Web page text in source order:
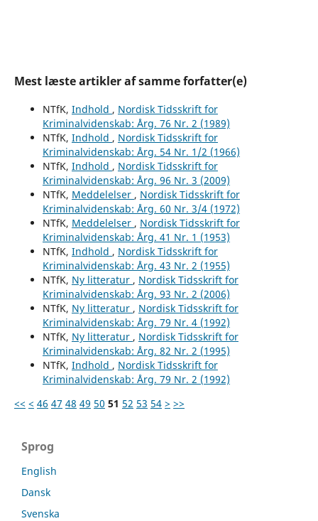
Mest læste artikler af samme forfatter(e)
NTfK, Indhold , Nordisk Tidsskrift for
Kriminalvidenskab: Årg. 76 Nr. 2 (1989)
NTfK, Indhold , Nordisk Tidsskrift for
Kriminalvidenskab: Årg. 54 Nr. 1/2 (1966)
NTfK, Indhold , Nordisk Tidsskrift for
Kriminalvidenskab: Årg. 96 Nr. 3 (2009)
NTfK, Meddelelser , Nordisk Tidsskrift for
Kriminalvidenskab: Årg. 60 Nr. 3/4 (1972)
NTfK, Meddelelser , Nordisk Tidsskrift for
Kriminalvidenskab: Årg. 41 Nr. 1 (1953)
NTfK, Indhold , Nordisk Tidsskrift for
Kriminalvidenskab: Årg. 43 Nr. 2 (1955)
NTfK, Ny litteratur , Nordisk Tidsskrift for
Kriminalvidenskab: Årg. 93 Nr. 2 (2006)
NTfK, Ny litteratur , Nordisk Tidsskrift for
Kriminalvidenskab: Årg. 79 Nr. 4 (1992)
NTfK, Ny litteratur , Nordisk Tidsskrift for
Kriminalvidenskab: Årg. 82 Nr. 2 (1995)
NTfK, Indhold , Nordisk Tidsskrift for
Kriminalvidenskab: Årg. 79 Nr. 2 (1992)
<< < 46 47 48 49 50 51 52 53 54 > >>
Sprog
English
Dansk
Svenska